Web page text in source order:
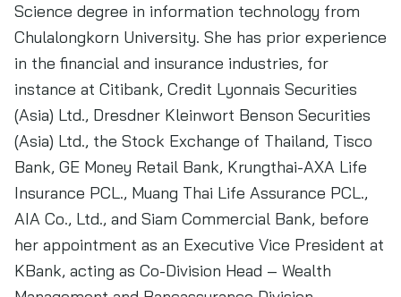
Science degree in information technology from
Chulalongkorn University. She has prior experience
in the financial and insurance industries, for
instance at Citibank, Credit Lyonnais Securities
(Asia) Ltd., Dresdner Kleinwort Benson Securities
(Asia) Ltd., the Stock Exchange of Thailand, Tisco
Bank, GE Money Retail Bank, Krungthai-AXA Life
Insurance PCL., Muang Thai Life Assurance PCL.,
AIA Co., Ltd., and Siam Commercial Bank, before
her appointment as an Executive Vice President at
KBank, acting as Co-Division Head – Wealth